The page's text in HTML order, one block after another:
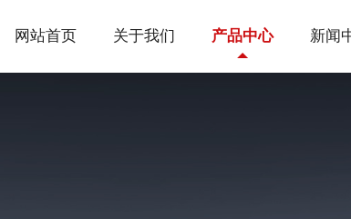
网站首页 关于我们 产品中心 新闻